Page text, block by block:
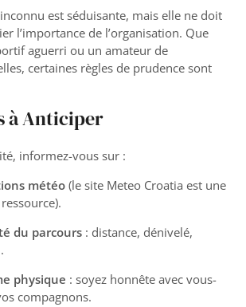
est séduisante, mais elle ne doit
l’importance de l’organisation. Que
aguerri ou un amateur de
certaines règles de prudence sont
à Anticiper
informez-vous sur :
météo (le site Meteo Croatia est une
du parcours : distance, dénivelé,
physique : soyez honnête avec vous-
compagnons.